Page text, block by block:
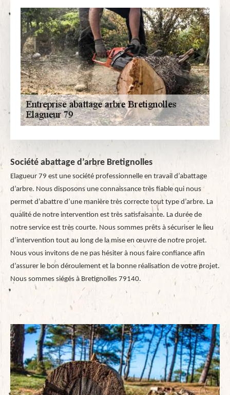
Société abattage d’arbre Bretignolles
Elagueur 79 est une société professionnelle en travail d’abattage
d’arbre. Nous disposons une connaissance très fiable qui nous
permet d’abattre d’une manière très correcte tout type d’arbre. La
qualité de notre intervention est très satisfaisante. La durée de
notre service est très courte. Nous sommes prêts à sécuriser le lieu
d’intervention tout au long de la mise en œuvre de notre projet.
Nous vous invitons de ne pas hésiter à nous faire confiance afin
d’assurer le bon déroulement et la bonne réalisation de votre projet.
Nous sommes siégés à Bretignolles 79140.